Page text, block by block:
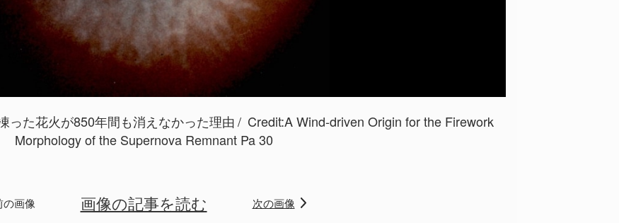
った花火が850年間も消えなかった理由 Credit:A Wind-driven Origin for the Firework
Morphology of the Supernova Remnant Pa 30
の画像 画像の記事を読む 次の画像